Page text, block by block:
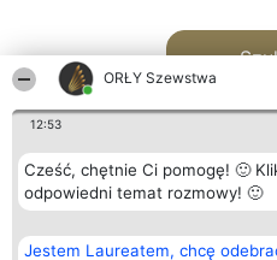
ORŁY Szewstwa
12:53
Cześć, chętnie Ci pomogę! 🙂
odpowiedni temat rozmowy! 🙂
Jestem Laureatem, chcę
Organizator plebiscytu
Bright Side Solutions sp. z o.